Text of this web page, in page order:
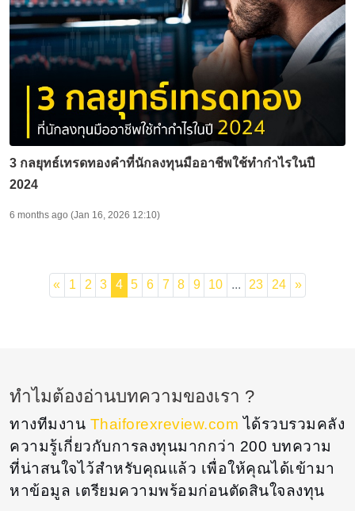
3 กลยุทธ์เทรดทองคำที่นักลงทุนมืออาชีพใช้ทำกำไรในปี
2024
6 months ago (Jan 16, 2026 12:10)
« 1 2 3 4 5 6 7 8 9 10 ... 23 24 »
ทำไมต้องอ่านบทความของเรา ?
ทางทีมงาน Thaiforexreview.com ได้รวบรวมคลัง
ความรู้เกี่ยวกับการลงทุนมากกว่า 200 บทความ
ที่น่าสนใจไว้สำหรับคุณแล้ว เพื่อให้คุณได้เข้ามา
หาข้อมูล เตรียมความพร้อมก่อนตัดสินใจลงทุน